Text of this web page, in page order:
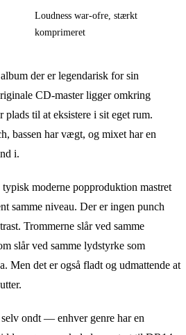
Loudness war-ofre, stærkt
komprimeret
der er legendarisk for sin
CD-master ligger omkring
til at eksistere i sit eget rum.
bassen har vægt, og mixet har en
i.
moderne popproduktion mastret
samme niveau. Der er ingen punch
Trommerne slår ved samme
slår ved samme lydstyrke som
Men det er også fladt og udmattende at
ondt — enhver genre har en